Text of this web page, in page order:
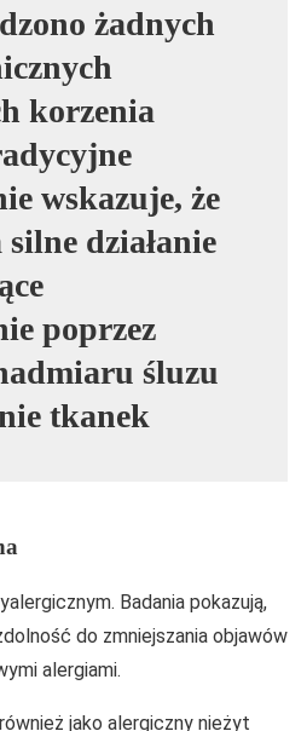
żadnych
korzenia
wskazuje, że
silne działanie
poprzez
śluzu
tkanek
Badania pokazują,
do zmniejszania objawów
alergiami.
jako alergiczny nieżyt